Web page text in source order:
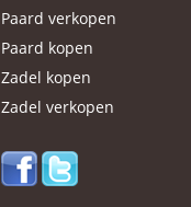
Paard verkopen
Paard kopen
Zadel kopen
Zadel verkopen